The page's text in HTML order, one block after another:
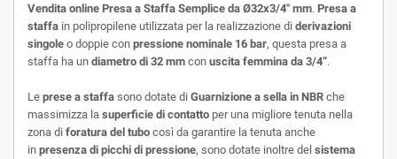
Vendita online Presa a Staffa Semplice da Ø32x3/4" mm. Presa a
staffa in polipropilene utilizzata per la realizzazione di derivazioni
singole o doppie con pressione nominale 16 bar, questa presa a
staffa ha un diametro di 32 mm con uscita femmina da 3/4”.
Le prese a staffa sono dotate di Guarnizione a sella in NBR che
massimizza la superficie di contatto per una migliore tenuta nella
zona di foratura del tubo così da garantire la tenuta anche
in presenza di picchi di pressione, sono dotate inoltre del sistema